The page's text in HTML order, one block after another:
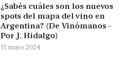
¿Sabés cuáles son los nuevos
spots del mapa del vino en
Argentina? (De Vinómanos –
Por J. Hidalgo)
11 mayo 2024